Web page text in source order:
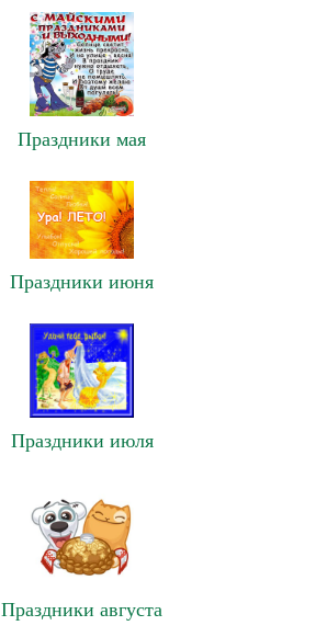
Праздники мая
Праздники июня
Праздники июля
Праздники августа